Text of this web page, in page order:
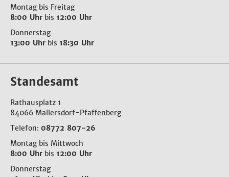
Montag bis Freitag
8:00 Uhr bis 12:00 Uhr
Donnerstag
13:00 Uhr bis 18:30 Uhr
Standesamt
Rathausplatz 1
84066 Mallersdorf-Pfaffenberg
Telefon: 08772 807-26
Montag bis Mittwoch
8:00 Uhr bis 12:00 Uhr
Donnerstag